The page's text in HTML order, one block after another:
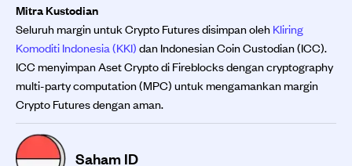
Mitra Kustodian
Seluruh margin untuk Crypto Futures disimpan olehKliring
Komoditi Indonesia (KKI)dan Indonesian Coin Custodian (ICC).
ICC menyimpan Aset Crypto di Fireblocks dengan cryptography
multi-party computation (MPC) untuk mengamankan margin
Crypto Futures dengan aman.
Saham ID